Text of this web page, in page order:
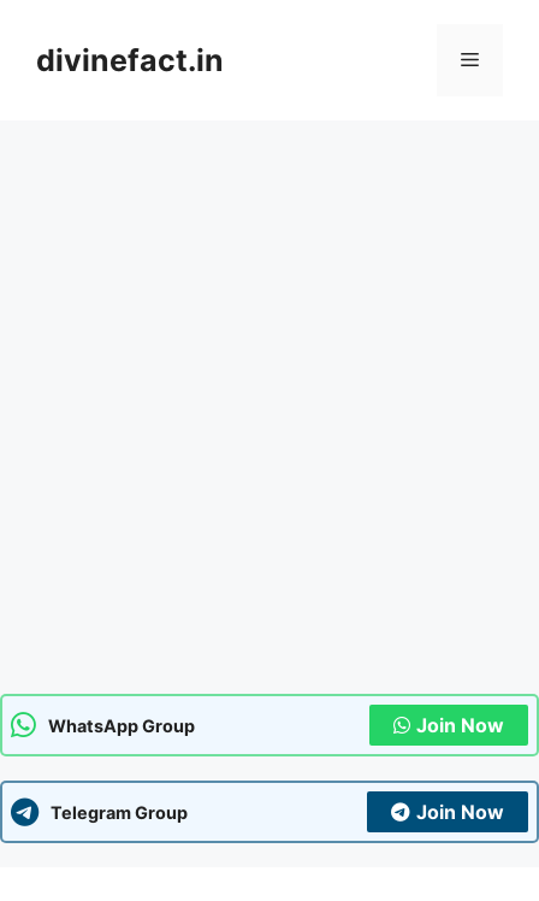
contentdivinefact.in Menu
WhatsApp Group Join Now
Telegram Group Join Now